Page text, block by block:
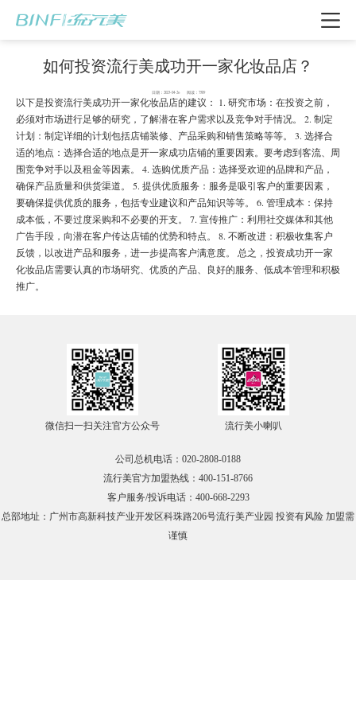
如何投资流行美成功开一家化妆品店？
日期：2023-04-26 阅读：7509
以下是投资流行美成功开一家化妆品店的建议： 1. 研究市场：在投资之前，
必须对市场进行足够的研究，了解潜在客户需求以及竞争对手情况。 2. 制定
计划：制定详细的计划包括店铺装修、产品采购和销售策略等等。 3. 选择合
适的地点：选择合适的地点是开一家成功店铺的重要因素。要考虑到客流、周
围竞争对手以及租金等因素。 4. 选购优质产品：选择受欢迎的品牌和产品，
确保产品质量和供货渠道。 5. 提供优质服务：服务是吸引客户的重要因素，
要确保提供优质的服务，包括专业建议和产品知识等等。 6. 管理成本：保持
成本低，不要过度采购和不必要的开支。 7. 宣传推广：利用社交媒体和其他
广告手段，向潜在客户传达店铺的优势和特点。 8. 不断改进：积极收集客户
反馈，以改进产品和服务，进一步提高客户满意度。 总之，投资成功开一家
化妆品店需要认真的市场研究、优质的产品、良好的服务、低成本管理和积极
推广。
微信扫一扫关注官方公众号 流行美小喇叭
公司总机电话：020-2808-0188
流行美官方加盟热线：400-151-8766
客户服务/投诉电话：400-668-2293
总部地址：广州市高新科技产业开发区科珠路206号流行美产业园 投资有风险 加盟需
谨慎
我要加盟